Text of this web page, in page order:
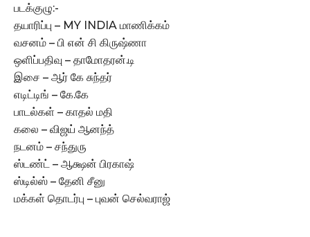
படக்குழு:-
தயாரிப்பு – MY INDIA மாணிக்கம்
வசனம் – பி என் சி கிருஷ்ணா
ஒளிப்பதிவு – தாமோதரன்.டி
இசை – ஆர் கே சுந்தர்
எடிட்டிங் – கே.கே
பாடல்கள் – காதல் மதி
கலை – விஜய் ஆனந்த்
நடனம் – சந்துரு
ஸ்டண்ட் – ஆக்ஷன் பிரகாஷ்
ஸ்டில்ஸ் – தேனி சீனு
மக்கள் தொடர்பு – புவன் செல்வராஜ்